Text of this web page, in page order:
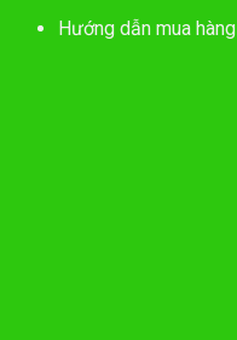
Hướng dẫn mua hàng